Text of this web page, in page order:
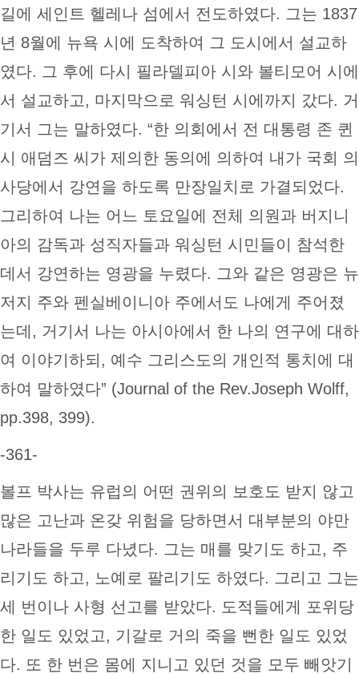
길에 세인트 헬레나 섬에서 전도하였다. 그는 1837
년 8월에 뉴욕 시에 도착하여 그 도시에서 설교하
였다. 그 후에 다시 필라델피아 시와 볼티모어 시에
서 설교하고, 마지막으로 워싱턴 시에까지 갔다. 거
기서 그는 말하였다. “한 의회에서 전 대통령 존 퀸
시 애덤즈 씨가 제의한 동의에 의하여 내가 국회 의
사당에서 강연을 하도록 만장일치로 가결되었다.
그리하여 나는 어느 토요일에 전체 의원과 버지니
아의 감독과 성직자들과 워싱턴 시민들이 참석한
데서 강연하는 영광을 누렸다. 그와 같은 영광은 뉴
저지 주와 펜실베이니아 주에서도 나에게 주어졌
는데, 거기서 나는 아시아에서 한 나의 연구에 대하
여 이야기하되, 예수 그리스도의 개인적 통치에 대
하여 말하였다” (Journal of the Rev.Joseph Wolff,
pp.398, 399).
-361-
볼프 박사는 유럽의 어떤 권위의 보호도 받지 않고
많은 고난과 온갖 위험을 당하면서 대부분의 야만
나라들을 두루 다녔다. 그는 매를 맞기도 하고, 주
리기도 하고, 노예로 팔리기도 하였다. 그리고 그는
세 번이나 사형 선고를 받았다. 도적들에게 포위당
한 일도 있었고, 기갈로 거의 죽을 뻔한 일도 있었
다. 또 한 번은 몸에 지니고 있던 것을 모두 빼앗기